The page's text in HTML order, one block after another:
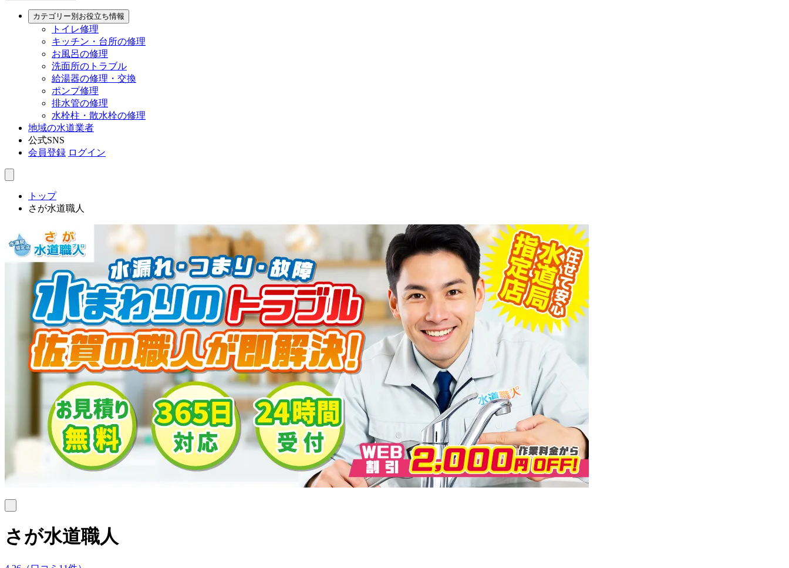
カテゴリー別お役立ち情報
トイレ修理
キッチン・台所の修理
お風呂の修理
洗面所のトラブル
給湯器の修理・交換
ポンプ修理
排水管の修理
水栓柱・散水栓の修理
地域の水道業者
公式SNS
会員登録 ログイン
トップ
さが水道職人
さが水道職人